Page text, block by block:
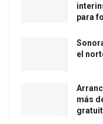
para
el
más